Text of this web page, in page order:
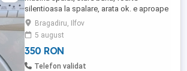
silentioasa la spalare, arata ok. e aproape
noua. are un zgomot la stoarcere. se
poate face proba la cumparare daca
vremea permite. poze reale. predare zona
gorneni giurgiu.
Bragadiru, Ilfov
5 august
350 RON
Telefon validat